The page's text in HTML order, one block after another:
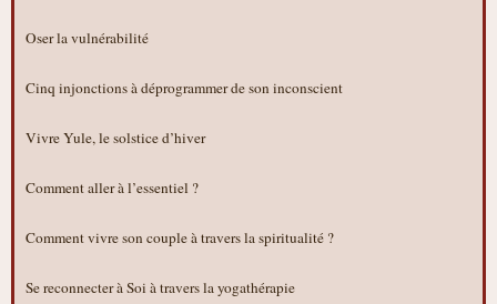
Oser la vulnérabilité
Cinq injonctions à déprogrammer de son inconscient
Vivre Yule, le solstice d’hiver
Comment aller à l’essentiel ?
Comment vivre son couple à travers la spiritualité ?
Se reconnecter à Soi à travers la yogathérapie